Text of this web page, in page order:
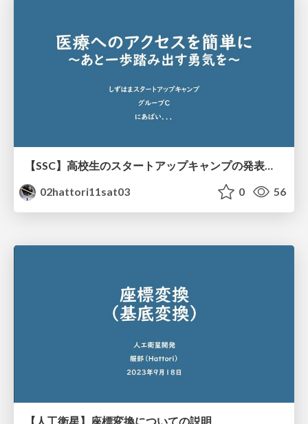
【SSC】高校生のスタートアップキャンプの発表資料
02hattori11sat03
0 56
【人工衛星】座標変換についての説明